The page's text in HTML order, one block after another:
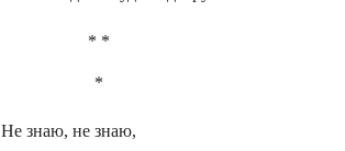
* *
*
Не знаю, не знаю,